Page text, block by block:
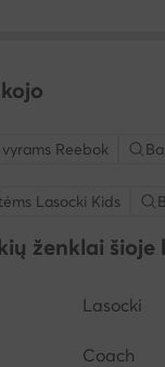
Reebok
Lasocki Kids
ženklai šioje
Lasocki
Coach